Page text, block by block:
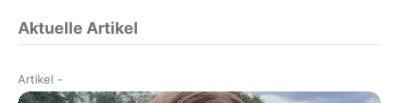
Aktuelle Artikel
Artikel -